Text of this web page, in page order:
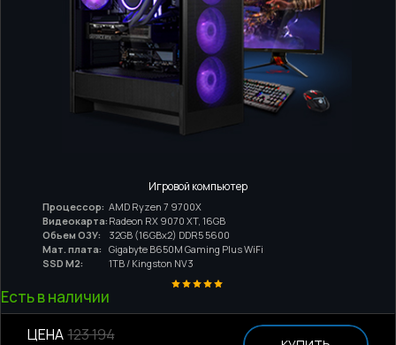
Игровой компьютер
Процессор: AMD Ryzen 7 9700X
Видеокарта: Radeon RX 9070 XT, 16GB
Обьем ОЗУ:
32GB (16GBx2) DDR5 5600
Мат. плата:
Gigabyte B650M Gaming Plus WiFi
SSD M2:
1TB / Kingston NV3
Есть в наличии
ЦЕНА 123 194